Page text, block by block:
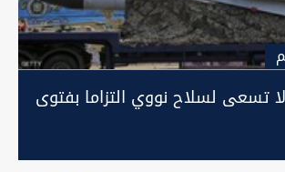
تسعى لسلاح نووي التزاما بفتوى